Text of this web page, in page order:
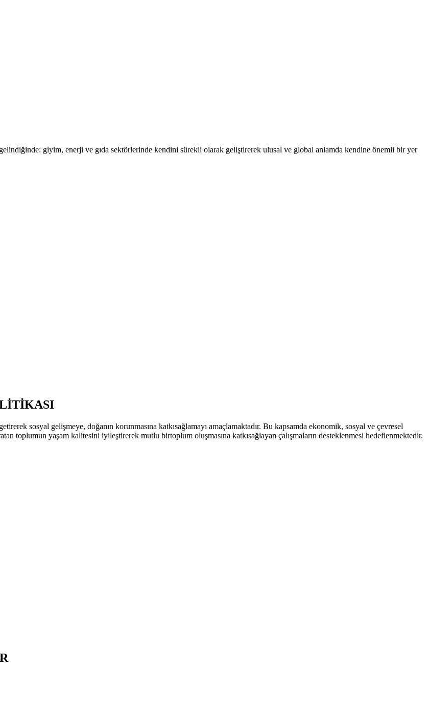
giyim, enerji ve gıda sektörlerinde kendini sürekli olarak geliştirerek ulusal ve global anlamda kendine önemli bir yer
sosyal gelişmeye, doğanın korunmasına katkısağlamayı amaçlamaktadır. Bu kapsamda ekonomik, sosyal ve çevresel
toplumun yaşam kalitesini iyileştirerek mutlu birtoplum oluşmasına katkısağlayan çalışmaların desteklenmesi hedeflenmektedir.